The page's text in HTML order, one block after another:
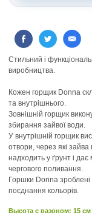
Стильний і
виробництва.
Кожен горщик Donna
та внутрішнього.
Зовнішній горщик
збирання зайвої води.
У внутрішній горщик
отвори, через які
надходить у ґрунт і
чергового поливання.
Горшки Donna зроблені
поєднання кольорів.
Высота c вазоном: 15 см